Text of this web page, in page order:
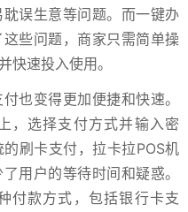
误生意等问题。而一键办
些问题，商家只需简单操
快速投入使用。
也变得更加便捷和快速。
，选择支付方式并输入密
刷卡支付，拉卡拉POS机
用户的等待时间和疑惑。
付款方式，包括银行卡支